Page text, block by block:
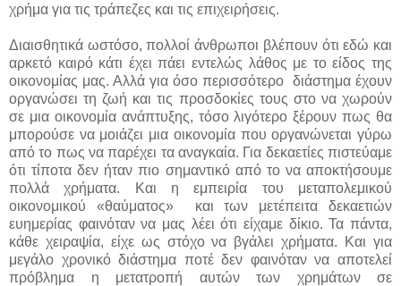
χρήμα για τις τράπεζες και τις επιχειρήσεις.
Διαισθητικά ωστόσο, πολλοί άνθρωποι βλέπουν ότι εδώ και
αρκετό καιρό κάτι έχει πάει εντελώς λάθος με το είδος της
οικονομίας μας. Αλλά για όσο περισσότερο διάστημα έχουν
οργανώσει τη ζωή και τις προσδοκίες τους στο να χωρούν
σε μια οικονομία ανάπτυξης, τόσο λιγότερο ξέρουν πως θα
μπορούσε να μοιάζει μια οικονομία που οργανώνεται γύρω
από το πως να παρέχει τα αναγκαία. Για δεκαετίες πιστεύαμε
ότι τίποτα δεν ήταν πιο σημαντικό από το να αποκτήσουμε
πολλά χρήματα. Και η εμπειρία του μεταπολεμικού
οικονομικού «θαύματος» και των μετέπειτα δεκαετιών
ευημερίας φαινόταν να μας λέει ότι είχαμε δίκιο. Τα πάντα,
κάθε χειραψία, είχε ως στόχο να βγάλει χρήματα. Και για
μεγάλο χρονικό διάστημα ποτέ δεν φαινόταν να αποτελεί
πρόβλημα η μετατροπή αυτών των χρημάτων σε